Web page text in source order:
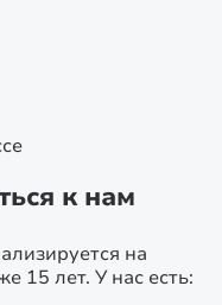
к нам
на
15 лет. У нас есть: